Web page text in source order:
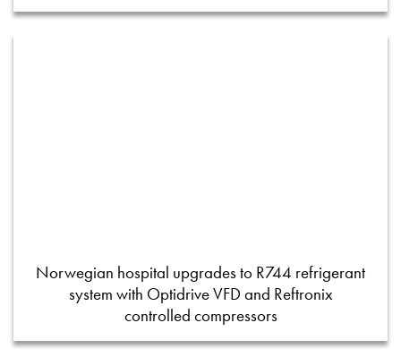
Norwegian hospital upgrades to R744 refrigerant
system with Optidrive VFD and Reftronix
controlled compressors